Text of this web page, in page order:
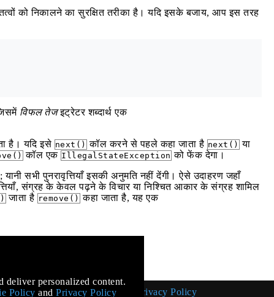
को निकालने का सुरक्षित तरीका है। यदि इसके बजाय, आप इस तरह
विफल तेजइट्रेटर शब्दार्थ एक
है। यदि इसे next() कॉल करने से पहले कहा जाता है next() या
कॉल एक IllegalStateException को फेंक देगा।
सभी पुनरावृत्तियाँ इसकी अनुमति नहीं देंगी। ऐसे उदाहरण जहाँ
संग्रह के केवल पढ़ने के विचार या निश्चित आकार के संग्रह शामिल
जाता है remove() कहा जाता है, यह एक
Cookie Policy Privacy Policy
deliver personalized content.
Policy and Privacy Policy